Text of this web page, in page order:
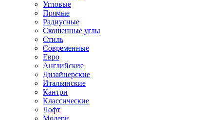
Угловые
Прямые
Радиусные
Скошенные углы
Стиль
Современные
Евро
Английские
Дизайнерские
Итальянские
Кантри
Классические
Лофт
Модерн